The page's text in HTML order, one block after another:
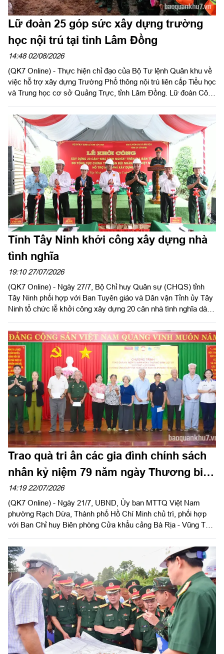
Lữ đoàn 25 góp sức xây dựng trường
học nội trú tại tỉnh Lâm Đồng
14:48 02/08/2026
(QK7 Online) - Thực hiện chỉ đạo của Bộ Tư lệnh Quân khu về
việc hỗ trợ xây dựng Trường Phổ thông nội trú liên cấp Tiểu học
và Trung học cơ sở Quảng Trực, tỉnh Lâm Đồng. Lữ đoàn Công
hỗ trợ xây dựng các công trình trong thời gian từ ngày 02/8 đến
ngày 31/8/2026.
Tỉnh Tây Ninh khởi công xây dựng nhà
tình nghĩa
19:10 27/07/2026
(QK7 Online) - Ngày 27/7, Bộ Chỉ huy Quân sự (CHQS) tỉnh
Tây Ninh phối hợp với Ban Tuyên giáo và Dân vận Tỉnh ủy Tây
Ninh tổ chức lễ khởi công xây dựng 20 căn nhà tình nghĩa dành
cảnh khó khăn về nhà ở trên địa bàn tỉnh. Đồng chí Thành Từ
Dũ, Phó Trưởng ban Tuyên giáo và Dân vận Tỉnh ủy; Thượng
tá Ngô Khánh, Phó Chính ủy Bộ CHQS tỉnh dự lễ khởi công.
Trao quà tri ân các gia đình chính sách
nhân kỷ niệm 79 năm ngày Thương binh
- Liệt sĩ
14:19 22/07/2026
(QK7 Online) - Ngày 21/7, UBND, Ủy ban MTTQ Việt Nam
phường Rạch Dừa, Thành phố Hồ Chí Minh chủ trì, phối hợp
với Ban Chỉ huy Biên phòng Cửa khẩu cảng Bà Rịa - Vũng Tàu,
Dịch vụ Năng lượng tái tạo, Trạm cáp quang biển IA - Viettel
Vũng Tàu tổ chức chương trình trao quà tri ân các thương binh,
bệnh binh, thân nhân liệt sĩ và người có công với cách mạng
nhân kỷ niệm 79 năm ngày Thương binh - Liệt sĩ (27/7/1947 -
27/7/2026).